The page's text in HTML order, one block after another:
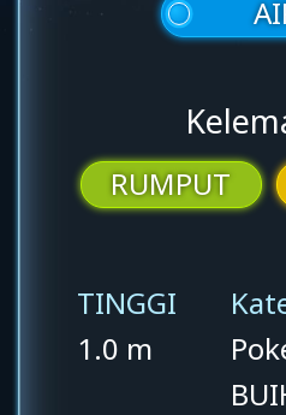
RUMPUT
TINGGI
1.0 m